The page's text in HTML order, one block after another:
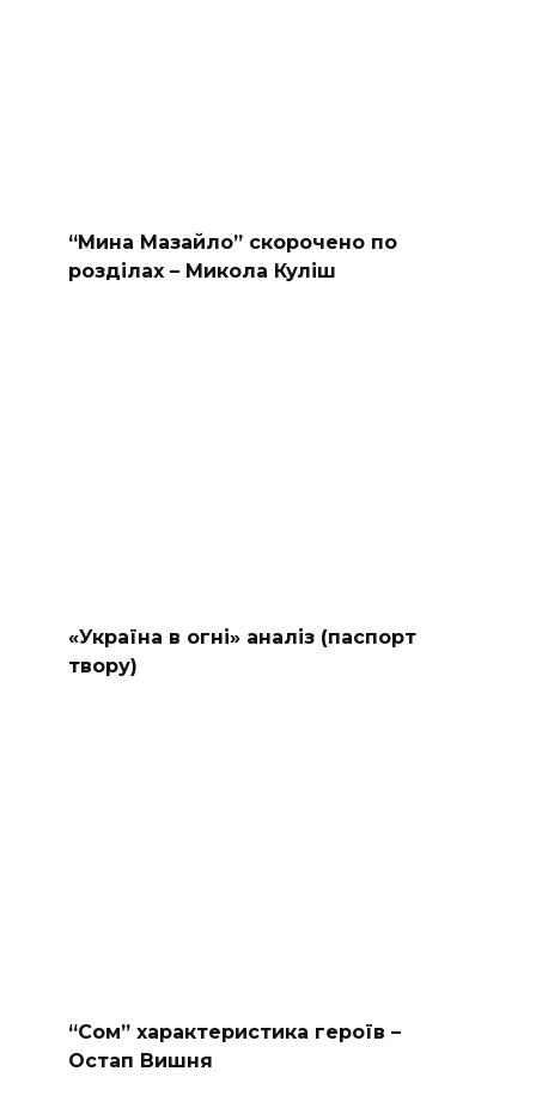
“Мина Мазайло” скорочено по
розділах – Микола Куліш
«Україна в огні» аналіз (паспорт
твору)
“Сом” характеристика героїв –
Остап Вишня